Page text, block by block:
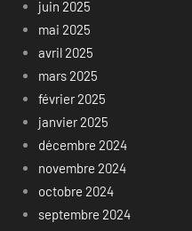
juin 2025
mai 2025
avril 2025
mars 2025
février 2025
janvier 2025
décembre 2024
novembre 2024
octobre 2024
septembre 2024